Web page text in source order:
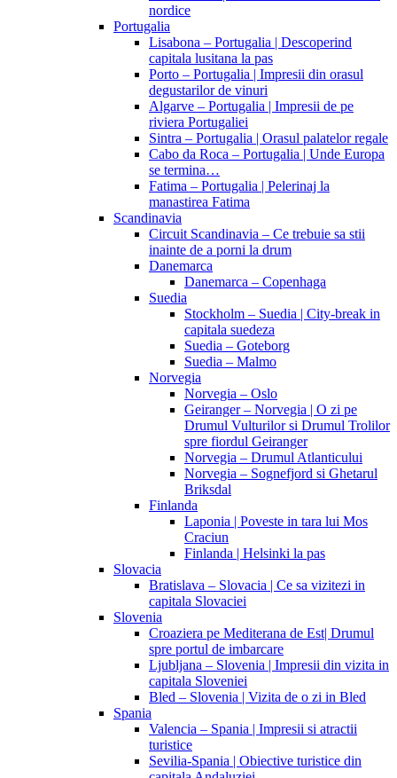
nordice
Portugalia
Lisabona – Portugalia | Descoperind
capitala lusitana la pas
Porto – Portugalia | Impresii din orasul
degustarilor de vinuri
Algarve – Portugalia | Impresii de pe
riviera Portugaliei
Sintra – Portugalia | Orasul palatelor regale
Cabo da Roca – Portugalia | Unde Europa
se termina…
Fatima – Portugalia | Pelerinaj la
manastirea Fatima
Scandinavia
Circuit Scandinavia – Ce trebuie sa stii
inainte de a porni la drum
Danemarca
Danemarca – Copenhaga
Suedia
Stockholm – Suedia | City-break in
capitala suedeza
Suedia – Goteborg
Suedia – Malmo
Norvegia
Norvegia – Oslo
Geiranger – Norvegia | O zi pe
Drumul Vulturilor si Drumul Trolilor
spre fiordul Geiranger
Norvegia – Drumul Atlanticului
Norvegia – Sognefjord si Ghetarul
Briksdal
Finlanda
Laponia | Poveste in tara lui Mos
Craciun
Finlanda | Helsinki la pas
Slovacia
Bratislava – Slovacia | Ce sa vizitezi in
capitala Slovaciei
Slovenia
Croaziera pe Mediterana de Est| Drumul
spre portul de imbarcare
Ljubljana – Slovenia | Impresii din vizita in
capitala Sloveniei
Bled – Slovenia | Vizita de o zi in Bled
Spania
Valencia – Spania | Impresii si atractii
turistice
Sevilia-Spania | Obiective turistice din